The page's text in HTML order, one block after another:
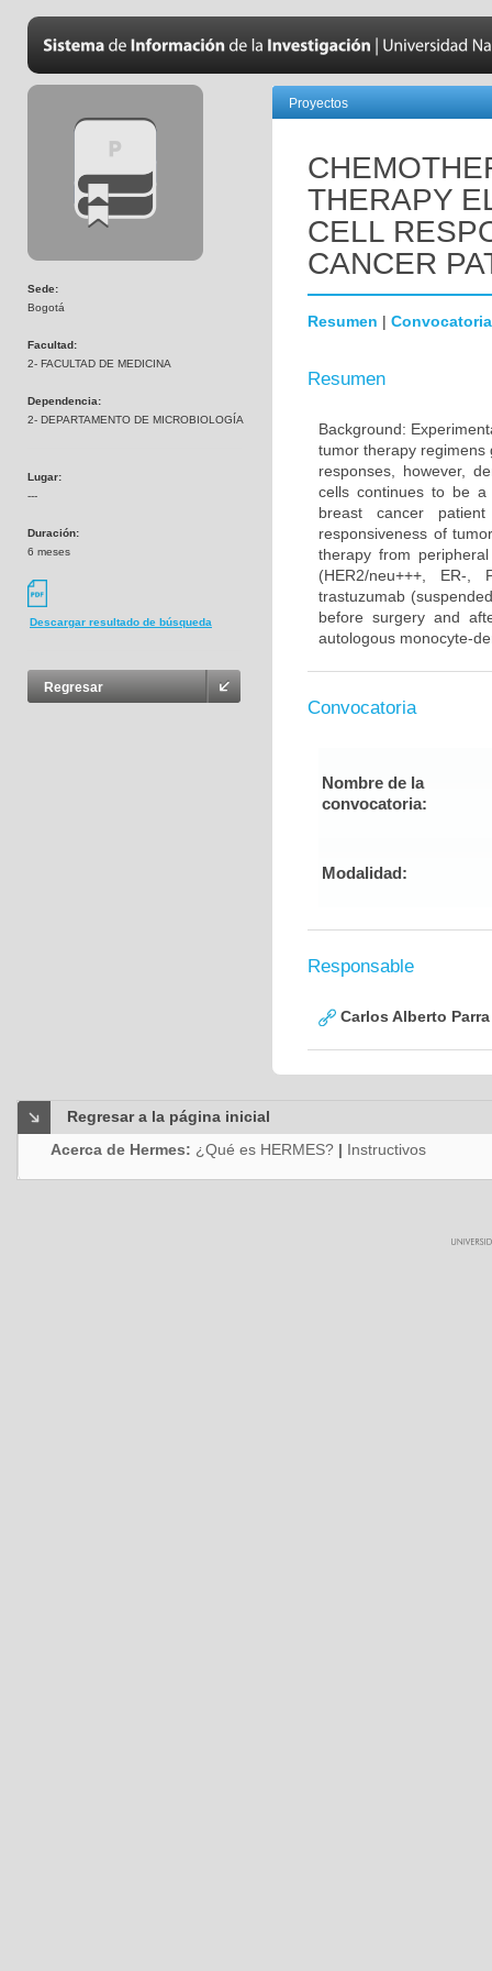
Sede:
Bogotá
Facultad:
2- FACULTAD DE MEDICINA
Dependencia:
2- DEPARTAMENTO DE MICROBIOLOGÍA
Lugar:
---
Duración:
6 meses
Descargar resultado de búsqueda
Regresar
Proyectos
THERAPY
CELL
CANCER
Resumen | Convocatoria
Resumen
Background:
tumor therapy regimens
responses, however,
cells continues to be a
breast cancer
responsiveness of
therapy from
(HER2/neu+++, ER-,
trastuzumab
before surgery and
autologous monocyte-
Convocatoria
Nombre de la
convocatoria:
Modalidad:
Responsable
Carlos Alberto
Regresar a la página inicial
Acerca de Hermes: ¿Qué es HERMES? | Instructivos